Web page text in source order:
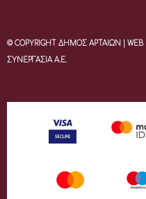
© COPYRIGHT ΔΗΜΟΣ ΑΡΤΑΙΩΝ | WEB
ΣΥΝΕΡΓΑΣΙΑ Α.Ε.